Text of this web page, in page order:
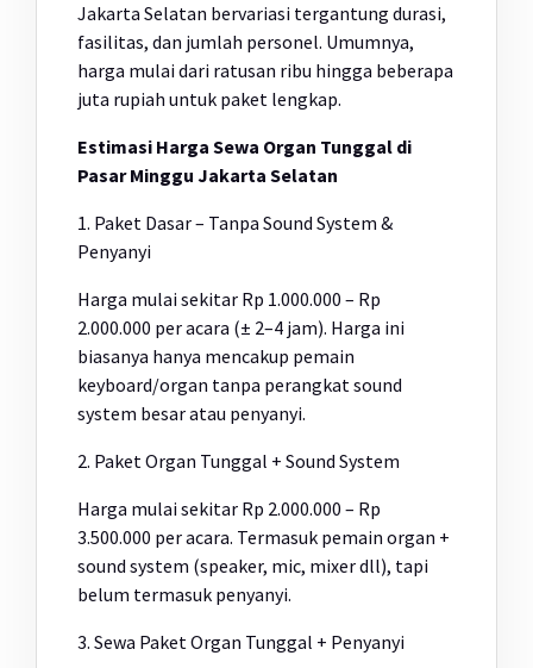
Jakarta Selatan bervariasi tergantung durasi,
fasilitas, dan jumlah personel. Umumnya,
harga mulai dari ratusan ribu hingga beberapa
juta rupiah untuk paket lengkap.
Estimasi Harga Sewa Organ Tunggal di
Pasar Minggu Jakarta Selatan
1. Paket Dasar – Tanpa Sound System &
Penyanyi
Harga mulai sekitar Rp 1.000.000 – Rp
2.000.000 per acara (± 2–4 jam). Harga ini
biasanya hanya mencakup pemain
keyboard/organ tanpa perangkat sound
system besar atau penyanyi.
2. Paket Organ Tunggal + Sound System
Harga mulai sekitar Rp 2.000.000 – Rp
3.500.000 per acara. Termasuk pemain organ +
sound system (speaker, mic, mixer dll), tapi
belum termasuk penyanyi.
3. Sewa Paket Organ Tunggal + Penyanyi